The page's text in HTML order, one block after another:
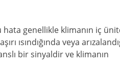
hata genellikle klimanın iç
ısındığında veya
bir sinyaldir ve klimanın